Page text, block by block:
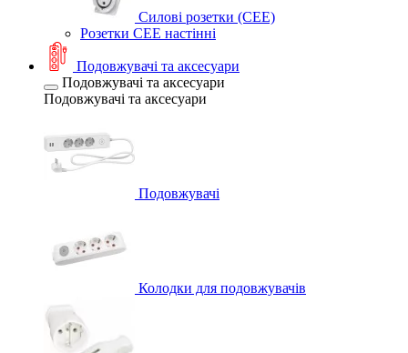
Силові розетки (CEE)
Розетки CEE настінні
Подовжувачі та аксесуари
Подовжувачі та аксесуари
Подовжувачі та аксесуари
Подовжувачі
Колодки для подовжувачів